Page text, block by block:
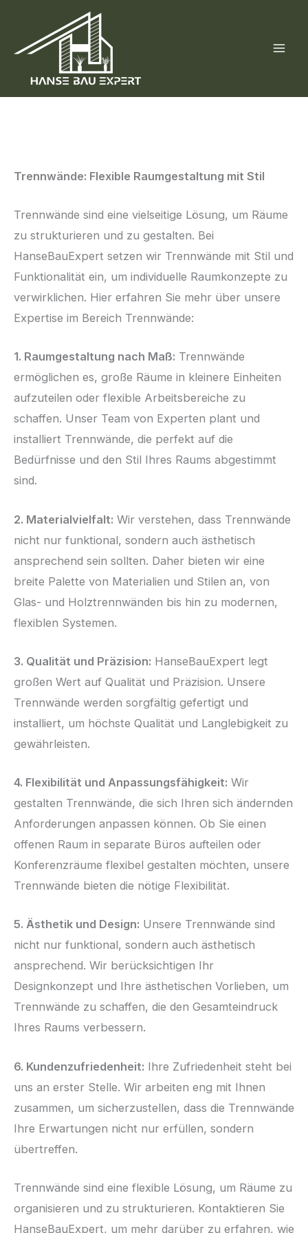
content
Trennwände: Flexible Raumgestaltung mit Stil
Trennwände sind eine vielseitige Lösung, um Räume
zu strukturieren und zu gestalten. Bei
HanseBauExpert setzen wir Trennwände mit Stil und
Funktionalität ein, um individuelle Raumkonzepte zu
verwirklichen. Hier erfahren Sie mehr über unsere
Expertise im Bereich Trennwände:
1. Raumgestaltung nach Maß: Trennwände
ermöglichen es, große Räume in kleinere Einheiten
aufzuteilen oder flexible Arbeitsbereiche zu
schaffen. Unser Team von Experten plant und
installiert Trennwände, die perfekt auf die
Bedürfnisse und den Stil Ihres Raums abgestimmt
sind.
2. Materialvielfalt: Wir verstehen, dass Trennwände
nicht nur funktional, sondern auch ästhetisch
ansprechend sein sollten. Daher bieten wir eine
breite Palette von Materialien und Stilen an, von
Glas- und Holztrennwänden bis hin zu modernen,
flexiblen Systemen.
3. Qualität und Präzision: HanseBauExpert legt
großen Wert auf Qualität und Präzision. Unsere
Trennwände werden sorgfältig gefertigt und
installiert, um höchste Qualität und Langlebigkeit zu
gewährleisten.
4. Flexibilität und Anpassungsfähigkeit: Wir
gestalten Trennwände, die sich Ihren sich ändernden
Anforderungen anpassen können. Ob Sie einen
offenen Raum in separate Büros aufteilen oder
Konferenzräume flexibel gestalten möchten, unsere
Trennwände bieten die nötige Flexibilität.
5. Ästhetik und Design: Unsere Trennwände sind
nicht nur funktional, sondern auch ästhetisch
ansprechend. Wir berücksichtigen Ihr
Designkonzept und Ihre ästhetischen Vorlieben, um
Trennwände zu schaffen, die den Gesamteindruck
Ihres Raums verbessern.
6. Kundenzufriedenheit: Ihre Zufriedenheit steht bei
uns an erster Stelle. Wir arbeiten eng mit Ihnen
zusammen, um sicherzustellen, dass die Trennwände
Ihre Erwartungen nicht nur erfüllen, sondern
übertreffen.
Trennwände sind eine flexible Lösung, um Räume zu
organisieren und zu strukturieren. Kontaktieren Sie
HanseBauExpert, um mehr darüber zu erfahren, wie